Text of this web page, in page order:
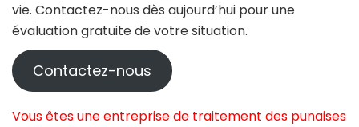
vie. Contactez-nous dès aujourd’hui pour une
évaluation gratuite de votre situation.
Contactez-nous
Vous êtes une entreprise de traitement des punaises